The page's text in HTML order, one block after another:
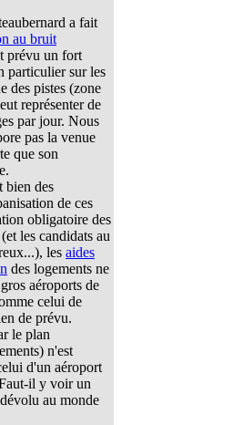
a fait
au bruit
prévu un fort
particulier sur les
des pistes (zone
représenter de
par jour. Nous
pas la venue
que son
bien des
de ces
obligatoire des
les candidats au
les aides
des logements ne
aéroports de
celui de
de prévu.
le plan
n'est
d'un aéroport
il y voir un
au monde